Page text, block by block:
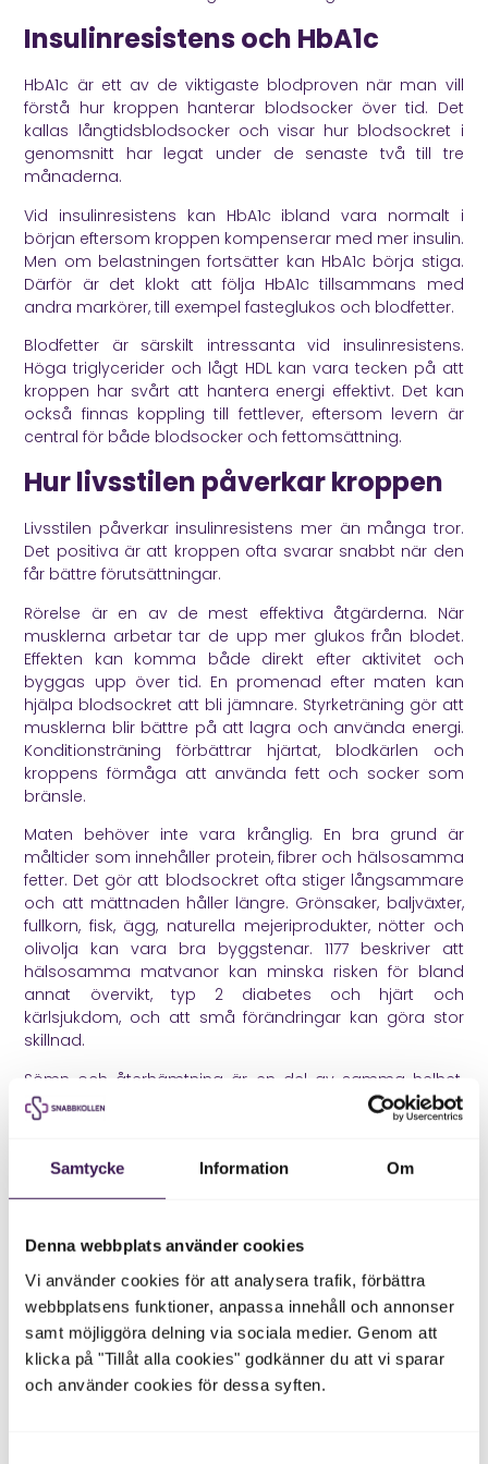
Samtycke Information Om
Denna webbplats använder cookies
Vi använder cookies för att analysera trafik, förbättra
webbplatsens funktioner, anpassa innehåll och annonser
samt möjliggöra delning via sociala medier. Genom att
klicka på "Tillåt alla cookies" godkänner du att vi sparar
och använder cookies för dessa syften.
Insulinresistens och HbA1c
HbA1c är ett av de viktigaste blodproven när man vill
förstå hur kroppen hanterar blodsocker över tid. Det
kallas långtidsblodsockeroch visar hur blodsockret i
genomsnitt har legat under de senaste två till tre
månaderna.
Vid insulinresistens kan HbA1c ibland vara normalt i
början eftersom kroppen kompenserar med mer insulin.
Men om belastningen fortsätter kan HbA1c börja stiga.
Därför är det klokt att följa HbA1c tillsammans med
andra markörer, till exempel fasteglukos och blodfetter.
Blodfetter är särskilt intressanta vid insulinresistens.
Höga triglycerider och lågt HDL kan vara tecken på att
kroppen har svårt att hantera energi effektivt. Det kan
också finnas koppling till fettlever, eftersom levern är
central för både blodsocker och fettomsättning.
Hur livsstilen påverkar kroppen
Livsstilen påverkar insulinresistens mer än många tror.
Det positiva är att kroppen ofta svarar snabbt när den
får bättre förutsättningar.
Rörelse är en av de mest effektiva åtgärderna. När
musklerna arbetar tar de upp mer glukos från blodet.
Effekten kan komma både direkt efter aktivitet och
byggas upp över tid. En promenad efter maten kan
hjälpa blodsockret att bli jämnare. Styrketräning gör att
musklerna blir bättre på att lagra och använda energi.
Konditionsträning förbättrar hjärtat, blodkärlen och
kroppens förmåga att använda fett och socker som
bränsle.
Maten behöver inte vara krånglig. En bra grund är
måltider som innehåller protein, fibrer och hälsosamma
fetter. Det gör att blodsockret ofta stiger långsammare
och att mättnaden håller längre. Grönsaker, baljväxter,
fullkorn, fisk, ägg, naturella mejeriprodukter, nötter och
olivolja kan vara bra byggstenar. 1177beskriver att
hälsosamma matvanor kan minska risken för bland
annat övervikt, typ 2 diabetes och hjärt och
kärlsjukdom, och att små förändringar kan göra stor
skillnad.
Sömn och återhämtning är en del av samma helhet.
När du sover för lite blir kroppen ofta mer stresskänslig
och suget efter snabb energi kan öka. Det gör det
skapa en mer regelbunden sömnrytm kan därför vara
en viktig del av att förbättra insulinkänsligheten.
utan om att kroppen får chans att varva ner. Långvarig
stress kan påverka kortisol, hunger, sömn och
blodsocker. Pauser, promenader, lugnare kvällsrutiner
och rimligare belastning i vardagen kan göra skillnad
över tid.
Varför insulinresistens är viktigt